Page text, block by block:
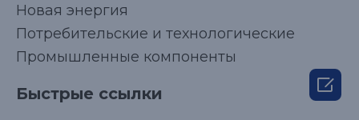
Новая энергия
Потребительские и технологические
Промышленные компоненты
Быстрые ссылки 